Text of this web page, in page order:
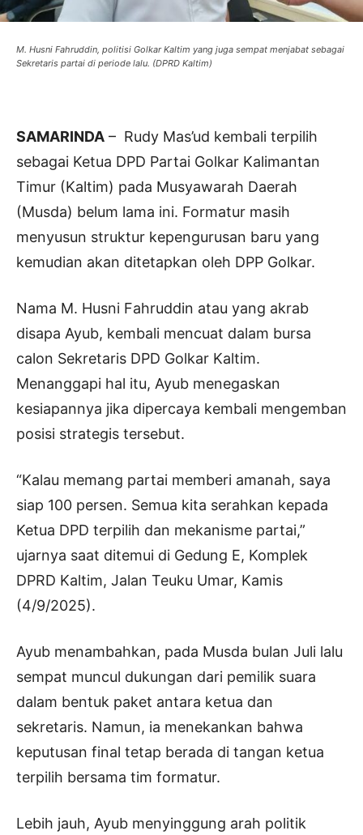
M. Husni Fahruddin, politisi Golkar Kaltim yang juga sempat menjabat sebagai
Sekretaris partai di periode lalu. (DPRD Kaltim)
SAMARINDA – Rudy Mas’ud kembali terpilih
sebagai Ketua DPD Partai Golkar Kalimantan
Timur (Kaltim) pada Musyawarah Daerah
(Musda) belum lama ini. Formatur masih
menyusun struktur kepengurusan baru yang
kemudian akan ditetapkan oleh DPP Golkar.
Nama M. Husni Fahruddin atau yang akrab
disapa Ayub, kembali mencuat dalam bursa
calon Sekretaris DPD Golkar Kaltim.
Menanggapi hal itu, Ayub menegaskan
kesiapannya jika dipercaya kembali mengemban
posisi strategis tersebut.
“Kalau memang partai memberi amanah, saya
siap 100 persen. Semua kita serahkan kepada
Ketua DPD terpilih dan mekanisme partai,”
ujarnya saat ditemui di Gedung E, Komplek
DPRD Kaltim, Jalan Teuku Umar, Kamis
(4/9/2025).
Ayub menambahkan, pada Musda bulan Juli lalu
sempat muncul dukungan dari pemilik suara
dalam bentuk paket antara ketua dan
sekretaris. Namun, ia menekankan bahwa
keputusan final tetap berada di tangan ketua
terpilih bersama tim formatur.
Lebih jauh, Ayub menyinggung arah politik